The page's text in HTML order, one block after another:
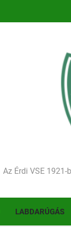
Az Érdi VSE
LABDARÚGÁS